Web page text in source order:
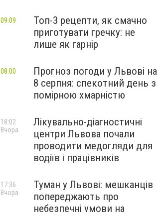
Топ-3 рецепти, як смачно
приготувати гречку: не
лише як гарнір
09:09
Прогноз погоди у Львові на
8 серпня: спекотний день з
помірною хмарністю
08:00
Лікувально-діагностичні
центри Львова почали
проводити медогляди для
водіїв і працівників
18:02
Вчора
Туман у Львові: мешканців
попереджають про
небезпечні умови на
17:36
Вчора